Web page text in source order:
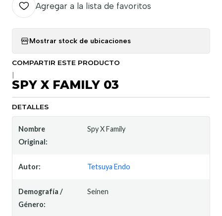
Agregar a la lista de favoritos
Mostrar stock de ubicaciones
COMPARTIR ESTE PRODUCTO
SPY X FAMILY 03
DETALLES
Nombre
Original:
Spy X Family
Autor: Tetsuya Endo
Demografía /
Género:
Seinen